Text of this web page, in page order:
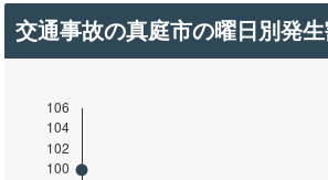
交通事故の真庭市の曜日別発